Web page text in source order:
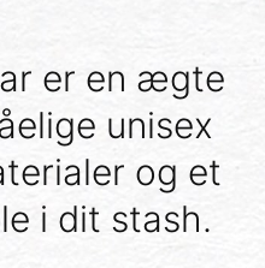
er en ægte
unisex
og et
i dit stash.